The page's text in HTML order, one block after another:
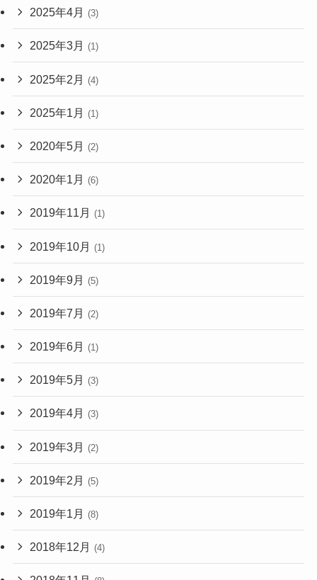
2025年4月 (3)
2025年3月 (1)
2025年2月 (4)
2025年1月 (1)
2020年5月 (2)
2020年1月 (6)
2019年11月 (1)
2019年10月 (1)
2019年9月 (5)
2019年7月 (2)
2019年6月 (1)
2019年5月 (3)
2019年4月 (3)
2019年3月 (2)
2019年2月 (5)
2019年1月 (8)
2018年12月 (4)